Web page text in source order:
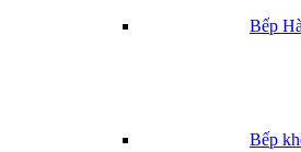
Bếp
Bếp